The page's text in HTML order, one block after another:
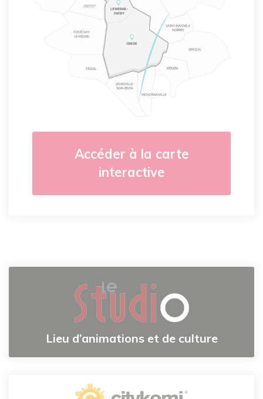
Accéder à la carte
interactive
Lieu d’animations et de culture